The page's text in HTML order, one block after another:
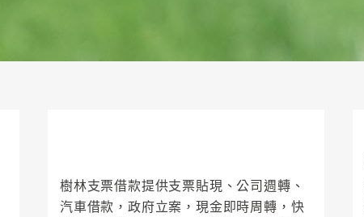
樹林支票借款提供支票貼現、公司週轉、
汽車借款，政府立案，現金即時周轉，快